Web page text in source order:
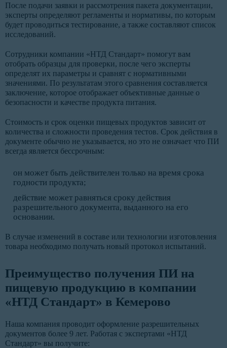
После подачи заявки и рассмотрения пакета документации,
эксперты определяют регламенты и нормативы, по которым
будет проводиться тестирование, а также составляют список
исследований.
Сотрудники компании «НТД Стандарт» помогут вам
отобрать образцы для проверки, после чего эксперты
определят их параметры и сравнят с нормативными
значениями. По результатам этого сравнения составляется
заключение, которое отображает объективные данные о
безопасности и качестве продукта питания.
Стоимость и срок оценки пищевых продуктов зависит от
количества и сложности проведения тестов. Срок действия в
документе обычно не указывается, но это не означает что ПИ
всегда является бессрочным:
он может быть действителен только на время срока
годности продукта;
действие может равняться сроку действия
разрешительного документа, выданного на его
основании.
В случае изменений в составе или технологии изготовления
товара необходимо получать новый протокол испытаний.
Преимущество получения ПИ на
пищевую продукцию в компании
«НТД Стандарт» в Кемерово
Наша компания проводит оформление разрешительных
документов более 9 лет. Работая с экспертами «НТД
Стандарт» вы получите: